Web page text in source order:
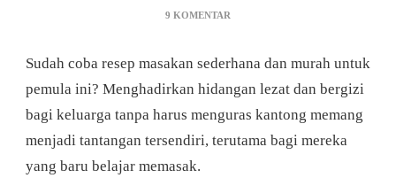
9 KOMENTAR
MASAKAN
SEDERHANA
DAN
MURAH
PEMULA
Sudah coba resep masakan sederhana dan murah untuk
pemula ini? Menghadirkan hidangan lezat dan bergizi
bagi keluarga tanpa harus menguras kantong memang
menjadi tantangan tersendiri, terutama bagi mereka
yang baru belajar memasak.